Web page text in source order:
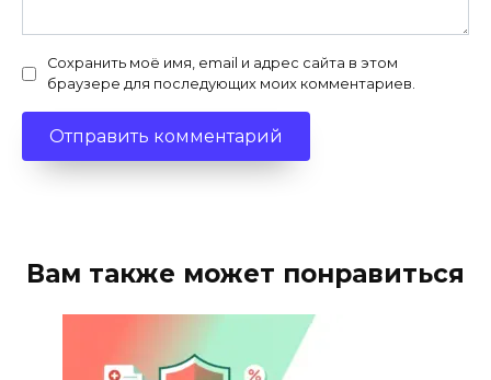
Сохранить моё имя, email и адрес сайта в этом
браузере для последующих моих комментариев.
Вам также может понравиться